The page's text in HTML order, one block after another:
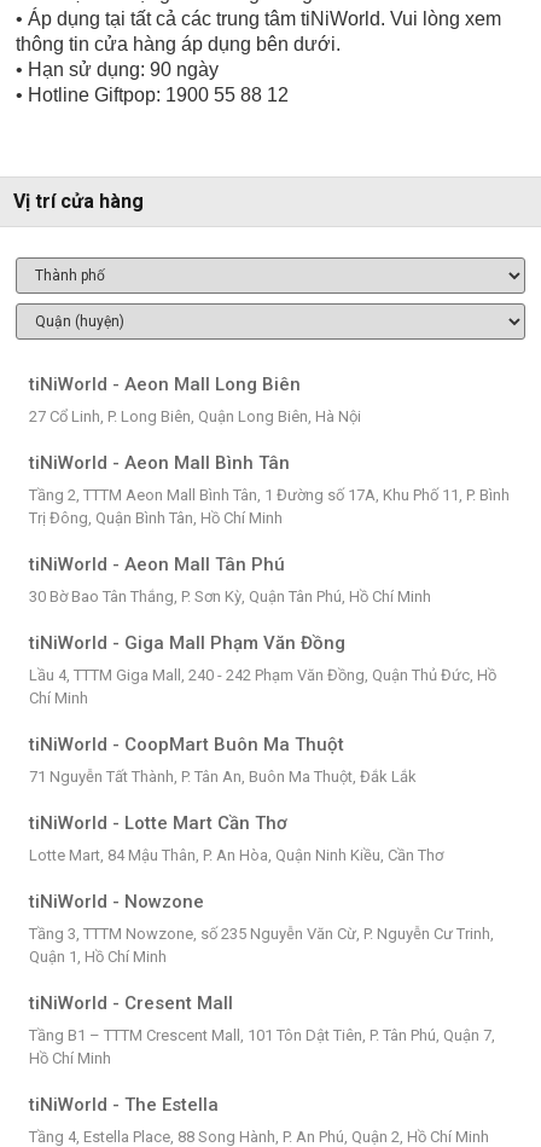
• Áp dụng tại tất cả các trung tâm tiNiWorld. Vui lòng xem
thông tin cửa hàng áp dụng bên dưới.
• Hạn sử dụng: 90 ngày
• Hotline Giftpop: 1900 55 88 12
Vị trí cửa hàng
tiNiWorld - Aeon Mall Long Biên
27 Cổ Linh, P. Long Biên, Quận Long Biên, Hà Nội
tiNiWorld - Aeon Mall Bình Tân
Tầng 2, TTTM Aeon Mall Bình Tân, 1 Đường số 17A, Khu Phố 11, P. Bình
Trị Đông, Quận Bình Tân, Hồ Chí Minh
tiNiWorld - Aeon Mall Tân Phú
30 Bờ Bao Tân Thắng, P. Sơn Kỳ, Quận Tân Phú, Hồ Chí Minh
tiNiWorld - Giga Mall Phạm Văn Đồng
Lầu 4, TTTM Giga Mall, 240 - 242 Phạm Văn Đồng, Quận Thủ Đức, Hồ
Chí Minh
tiNiWorld - CoopMart Buôn Ma Thuột
71 Nguyễn Tất Thành, P. Tân An, Buôn Ma Thuột, Đắk Lắk
tiNiWorld - Lotte Mart Cần Thơ
Lotte Mart, 84 Mậu Thân, P. An Hòa, Quận Ninh Kiều, Cần Thơ
tiNiWorld - Nowzone
Tầng 3, TTTM Nowzone, số 235 Nguyễn Văn Cừ, P. Nguyễn Cư Trinh,
Quận 1, Hồ Chí Minh
tiNiWorld - Cresent Mall
Tầng B1 – TTTM Crescent Mall, 101 Tôn Dật Tiên, P. Tân Phú, Quận 7,
Hồ Chí Minh
tiNiWorld - The Estella
Tầng 4, Estella Place, 88 Song Hành, P. An Phú, Quận 2, Hồ Chí Minh